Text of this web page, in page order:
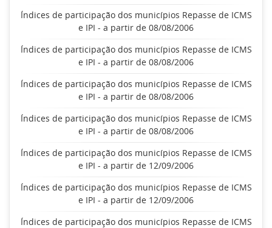
Índices de participação dos municípios Repasse de ICMS
e IPI - a partir de 08/08/2006
Índices de participação dos municípios Repasse de ICMS
e IPI - a partir de 08/08/2006
Índices de participação dos municípios Repasse de ICMS
e IPI - a partir de 08/08/2006
Índices de participação dos municípios Repasse de ICMS
e IPI - a partir de 08/08/2006
Índices de participação dos municípios Repasse de ICMS
e IPI - a partir de 12/09/2006
Índices de participação dos municípios Repasse de ICMS
e IPI - a partir de 12/09/2006
Índices de participação dos municípios Repasse de ICMS